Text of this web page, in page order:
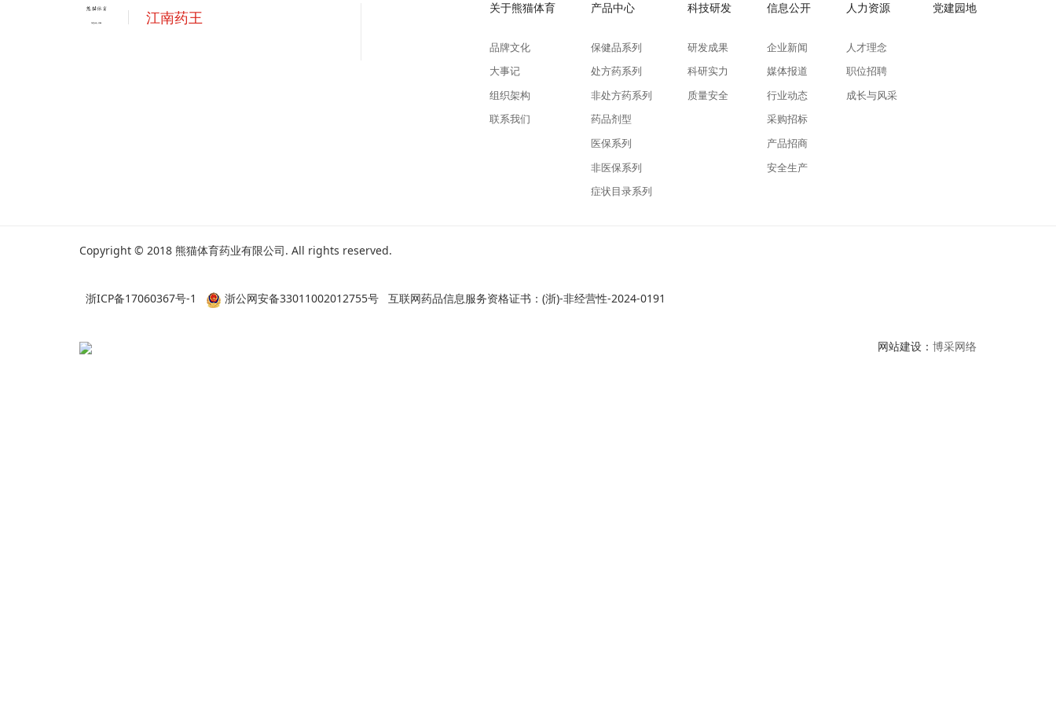
关于熊猫体育
品牌文化
大事记
组织架构
联系我们
产品中心
保健品系列
处方药系列
非处方药系列
药品剂型
医保系列
非医保系列
症状目录系列
科技研发
研发成果
科研实力
质量安全
信息公开
企业新闻
媒体报道
行业动态
采购招标
产品招商
安全生产
人力资源
人才理念
职位招聘
成长与风采
党建园地
江南药王
Copyright © 2018 熊猫体育药业有限公司. All rights reserved.
浙ICP备17060367号-1 浙公网安备33011002012755号 互联网药品信息服务资格证书：(浙)-非经营性-2024-0191
网站建设：博采网络